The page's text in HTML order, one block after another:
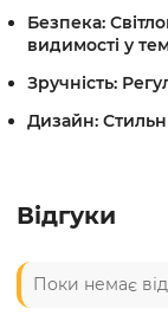
Безпека:
видимості у
Зручність:
Дизайн:
Відгуки
Поки немає